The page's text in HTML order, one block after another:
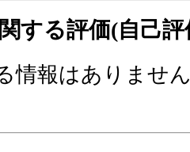
する評価(自己評
情報はありませ